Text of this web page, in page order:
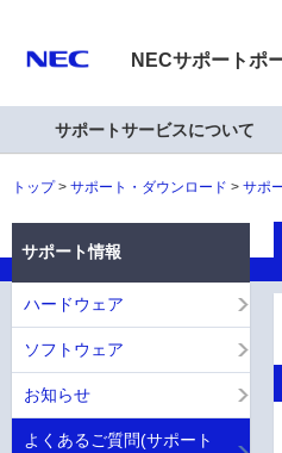
NECサポートポ
サポートサービスについて
トップ サポート・ダウンロード サポ
サポート情報
ハードウェア
ソフトウェア
お知らせ
よくあるご質問(サポート